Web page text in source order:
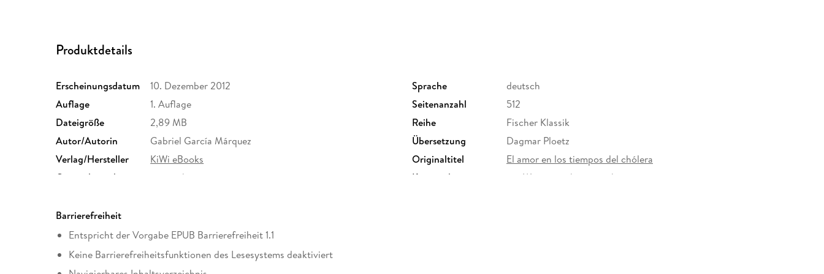
Produktdetails
Erscheinungsdatum 10. Dezember 2012 Sprache
deutsch
Auflage
1. Auflage Seitenanzahl
512
Dateigröße
2,89 MB Reihe
Fischer Klassik
Autor/Autorin
Gabriel García Márquez Übersetzung
Dagmar Ploetz
Verlag/Hersteller
KiWi eBooks Originaltitel
El amor en los tiempos del chólera
Originalsprache
spanisch Kopierschutz
mit Wasserzeichen versehen
Dateiformat
Barrierefreiheit
Entspricht der Vorgabe EPUB Barrierefreiheit 1.1
Keine Barrierefreiheitsfunktionen des Lesesystems deaktiviert